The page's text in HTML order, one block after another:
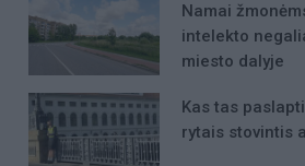
Namai
intelekto
miesto dalyje
Kas tas
rytais stovintis